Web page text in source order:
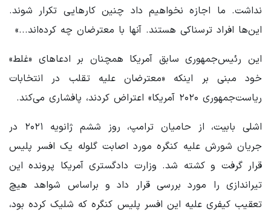
نداشت. ما اجازه نخواهیم داد چنین کارهایی تکرار شوند.
این‌ها افراد ترسناکی هستند. آنها با معترضان چه کرده‌اند...»
این رئیس‌جمهوری سابق آمریکا همچنان بر ادعاهای «غلط»
خود مبنی بر اینکه «معترضان علیه تقلب در انتخابات
ریاست‌جمهوری ۲۰۲۰ آمریکا» اعتراض کردند، پافشاری می‌کند.
اشلی بابیت، از حامیان ترامپ، روز ششم ژانویه ۲۰۲۱ در
جریان شورش علیه کنگره مورد اصابت گلوله یک افسر پلیس
قرار گرفت و کشته شد. وزارت دادگستری آمریکا پرونده این
تیراندازی را مورد بررسی قرار داد و براساس شواهد هیچ
تعقیب کیفری علیه این افسر پلیس کنگره که شلیک کرده بود،